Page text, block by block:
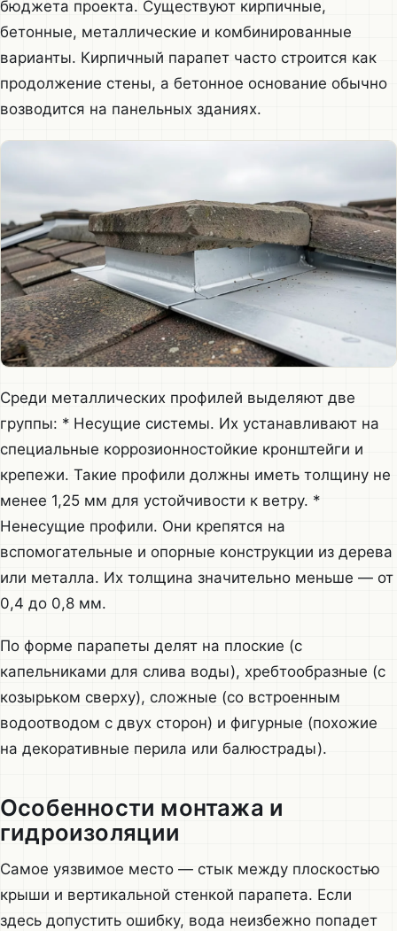
бюджета проекта. Существуют кирпичные,
бетонные, металлические и комбинированные
варианты. Кирпичный парапет часто строится как
продолжение стены, а бетонное основание обычно
возводится на панельных зданиях.
Среди металлических профилей выделяют две
группы: * Несущие системы. Их устанавливают на
специальные коррозионностойкие кронштейги и
крепежи. Такие профили должны иметь толщину не
менее 1,25 мм для устойчивости к ветру. *
Ненесущие профили. Они крепятся на
вспомогательные и опорные конструкции из дерева
или металла. Их толщина значительно меньше — от
0,4 до 0,8 мм.
По форме парапеты делят на плоские (с
капельниками для слива воды), хребтообразные (с
козырьком сверху), сложные (со встроенным
водоотводом с двух сторон) и фигурные (похожие
на декоративные перила или балюстрады).
Особенности монтажа и
гидроизоляции
Самое уязвимое место — стык между плоскостью
крыши и вертикальной стенкой парапета. Если
здесь допустить ошибку, вода неизбежно попадет